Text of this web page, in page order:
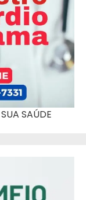
SAÚDE